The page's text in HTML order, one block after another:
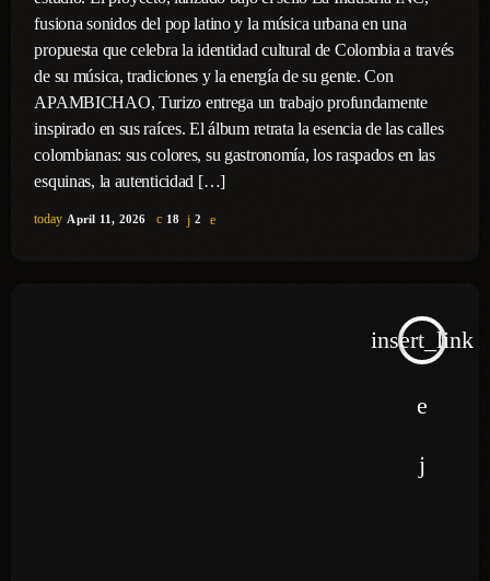
fusiona sonidos del pop latino y la música urbana en una
propuesta que celebra la identidad cultural de Colombia a través
de su música, tradiciones y la energía de su gente. Con
APAMBICHAO, Turizo entrega un trabajo profundamente
inspirado en sus raíces. El álbum retrata la esencia de las calles
colombianas: sus colores, su gastronomía, los raspados en las
esquinas, la autenticidad […]
today April 11, 2026 18 2
insert_link